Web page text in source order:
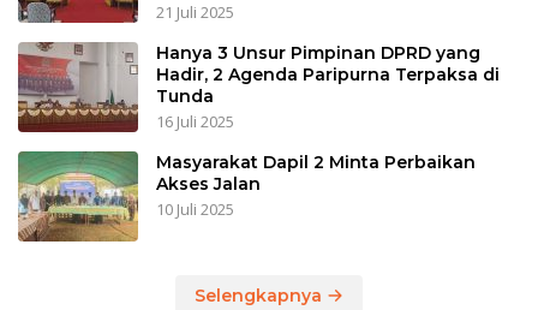
21 Juli 2025
Hanya 3 Unsur Pimpinan DPRD yang
Hadir, 2 Agenda Paripurna Terpaksa di
Tunda
16 Juli 2025
Masyarakat Dapil 2 Minta Perbaikan
Akses Jalan
10 Juli 2025
Selengkapnya